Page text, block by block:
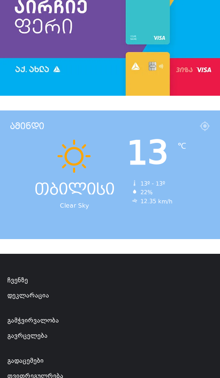
ამინდი
თბილისი
Clear Sky
13 ℃
13º - 13º
22%
12.35 km/h
ჩვენზე
დეკლარაცია
გამჭვირვალობა
გავრცელება
გადაცემები